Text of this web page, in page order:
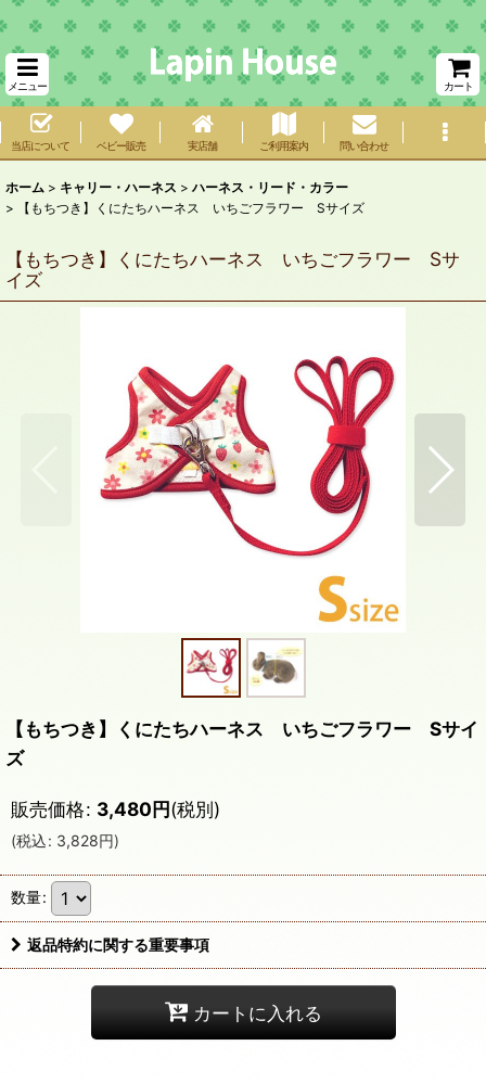
メニュー カート
当店について ベビー販売 実店舗 ご利用案内 問い合わせ
ホーム > キャリー・ハーネス > ハーネス・リード・カラー
>
【もちつき】くにたちハーネス いちごフラワー Sサイズ
【もちつき】くにたちハーネス いちごフラワー Sサ
イズ
【もちつき】くにたちハーネス いちごフラワー Sサイ
ズ
販売価格: 3,480円(税別)
(税込: 3,828円)
数量:
返品特約に関する重要事項
カートに入れる